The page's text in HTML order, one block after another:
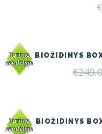
€
BIOŽIDINYS
€
BIOŽIDINYS